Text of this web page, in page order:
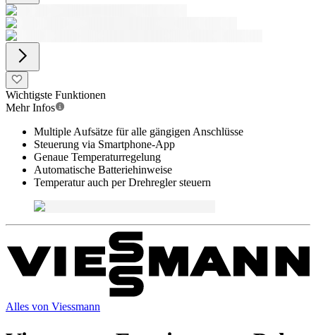
Wichtigste Funktionen
Mehr Infos
Multiple Aufsätze für alle gängigen Anschlüsse
Steuerung via Smartphone-App
Genaue Temperaturregelung
Automatische Batteriehinweise
Temperatur auch per Drehregler steuern
Alles von Viessmann